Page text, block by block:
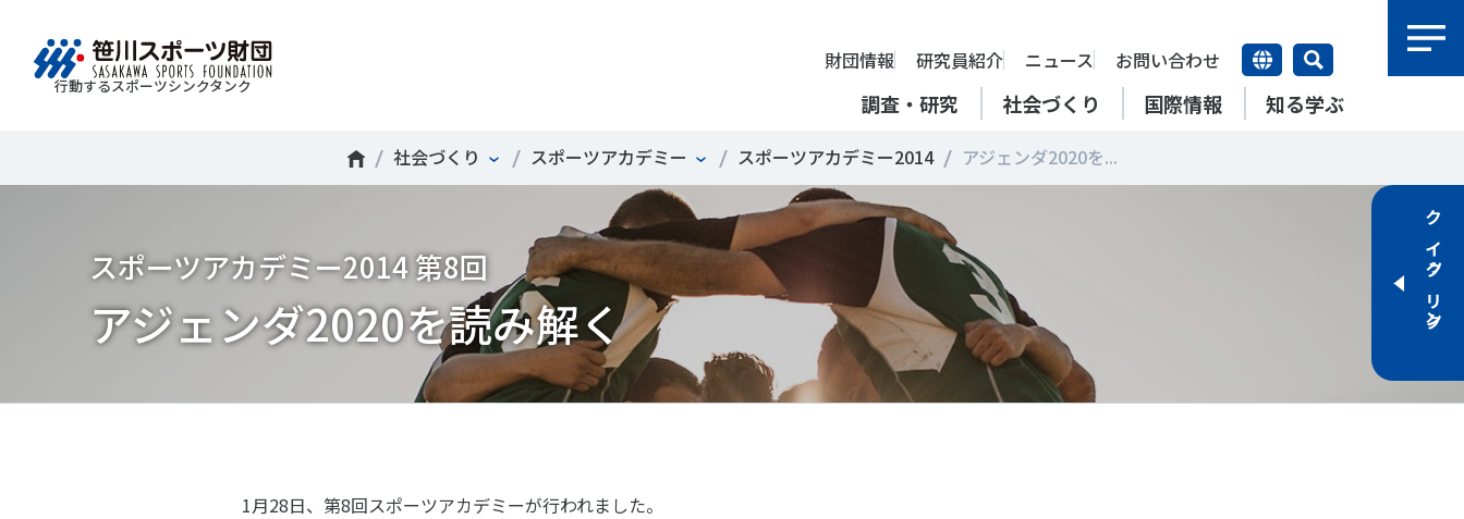
行動するスポーツシンクタンク
調査・研究 社会づくり 国際情報 知る学ぶ
財団情報 研究員紹介 ニュース お問い合わせ
財団情報
ミッション
理事長挨拶
組織
沿革
情報公開
アクセス
SSF Guidebook
研究員紹介
＃誰が子どものスポーツをささえるのか ＃部活動 ＃アクティブなまちづくり ＃日本人の身体活動と健康寿命
＃競技人口 ＃高齢者スポーツ ＃差別とダイバーシティ
スポーツ白書
研究調査活動を行います。客観的な分
析・研究に基づく実現性のある政策提言
につなげています。
スポーツライフ・データ
スポーツ白書
政策提言
子どものスポーツ
障害者スポーツ
スポーツによるまちづくり
スポーツ・ガバナンス
スポーツボランティア
スポーツ政策・予算
健康とスポーツ
調査一覧
運動部活動の実態と地域展開・
地域移行
自治体・スポーツ組織・企業・教育機関等と連携し、スポー
ツ推進計画の策定やスポーツ振興、地域課題の解決につなが
る取り組みを共同で実践しています。
アクティブシティ
自治体との連携
各教育機関との連携
スポーツ振興団体との連携
セミナー
【動画】スポーツでアクティブなまちづくり
チャレンジデー30年の取り組み
地域移行
「スポーツ・フォー・オール」の理念を共有する国際機関や
日本国外の組織との連携、国際会議での研究成果の発表など
を行います。また、諸外国のスポーツ政策の比較、研究、情
報収集に積極的に取り組んでいます。
国際機関との連携
諸外国のスポーツ政策
諸外国のスポーツ事情
SSF研究員による国際情報コラム
SSFとできること
研究機関／競技団体の方へ
活動やこどもの運動実施率などのスポー
ツ界の諸問題に関するコラム、スポーツ
史に残る貴重な証言など、様々な読み物
コンテンツを作成し、スポーツの果たす
運動部活動の実態と地域展開・地域
移行
スポーツ時事問題
SPORT TOPICS
障害者のスポーツの日常化
誰もがささえやすい子どものスポー
ツの環境づくり
スポーツ辞典
スポーツ 歴史の検証
SPORT POLICY INCUBATOR―スポ
ーツ政策の『卵』―
SSF BOOKS
広報・出版
投票・クイズ
新型コロナウイルスとスポーツ
SSFとできること
学生／大学生の方へ
クイックリンク
社会づくり スポーツアカデミー スポーツアカデミー2014 アジェンダ2020を...
スポーツアカデミー2014 第8回
アジェンダ2020を読み解く
1月28日、第8回スポーツアカデミーが行われました。